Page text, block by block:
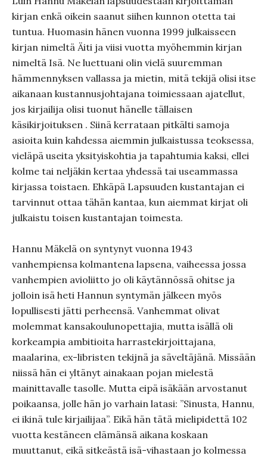
kirjan enkä oikein saanut siihen kunnon otetta tai
tuntua. Huomasin hänen vuonna 1999 julkaisseen
kirjan nimeltä Äiti ja viisi vuotta myöhemmin kirjan
nimeltä Isä. Ne luettuani olin vielä suuremman
hämmennyksen vallassa ja mietin, mitä tekijä olisi itse
aikanaan kustannusjohtajana toimiessaan ajatellut,
jos kirjailija olisi tuonut hänelle tällaisen
käsikirjoituksen . Siinä kerrataan pitkälti samoja
asioita kuin kahdessa aiemmin julkaistussa teoksessa,
vieläpä useita yksityiskohtia ja tapahtumia kaksi, ellei
kolme tai neljäkin kertaa yhdessä tai useammassa
kirjassa toistaen. Ehkäpä Lapsuuden kustantajan ei
tarvinnut ottaa tähän kantaa, kun aiemmat kirjat oli
julkaistu toisen kustantajan toimesta.
Hannu Mäkelä on syntynyt vuonna 1943
vanhempiensa kolmantena lapsena, vaiheessa jossa
vanhempien avioliitto jo oli käytännössä ohitse ja
jolloin isä heti Hannun syntymän jälkeen myös
lopullisesti jätti perheensä. Vanhemmat olivat
molemmat kansakoulunopettajia, mutta isällä oli
korkeampia ambitioita harrastekirjoittajana,
maalarina, ex-libristen tekijnä ja säveltäjänä. Missään
niissä hän ei yltänyt ainakaan pojan mielestä
mainittavalle tasolle. Mutta eipä isäkään arvostanut
poikaansa, jolle hän jo varhain latasi: ”Sinusta, Hannu,
ei ikinä tule kirjailijaa”. Eikä hän tätä mielipidettä 102
vuotta kestäneen elämänsä aikana koskaan
muuttanut, eikä sitkeästä isä-vihastaan jo kolmessa